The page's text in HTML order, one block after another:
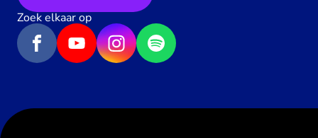
Zoek elkaar op